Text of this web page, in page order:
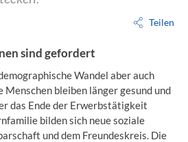
Teilen
sind gefordert
Wandel aber auch
Menschen bleiben länger gesund und
das Ende der Erwerbstätigkeit
bilden sich neue soziale
und dem Freundeskreis. Die